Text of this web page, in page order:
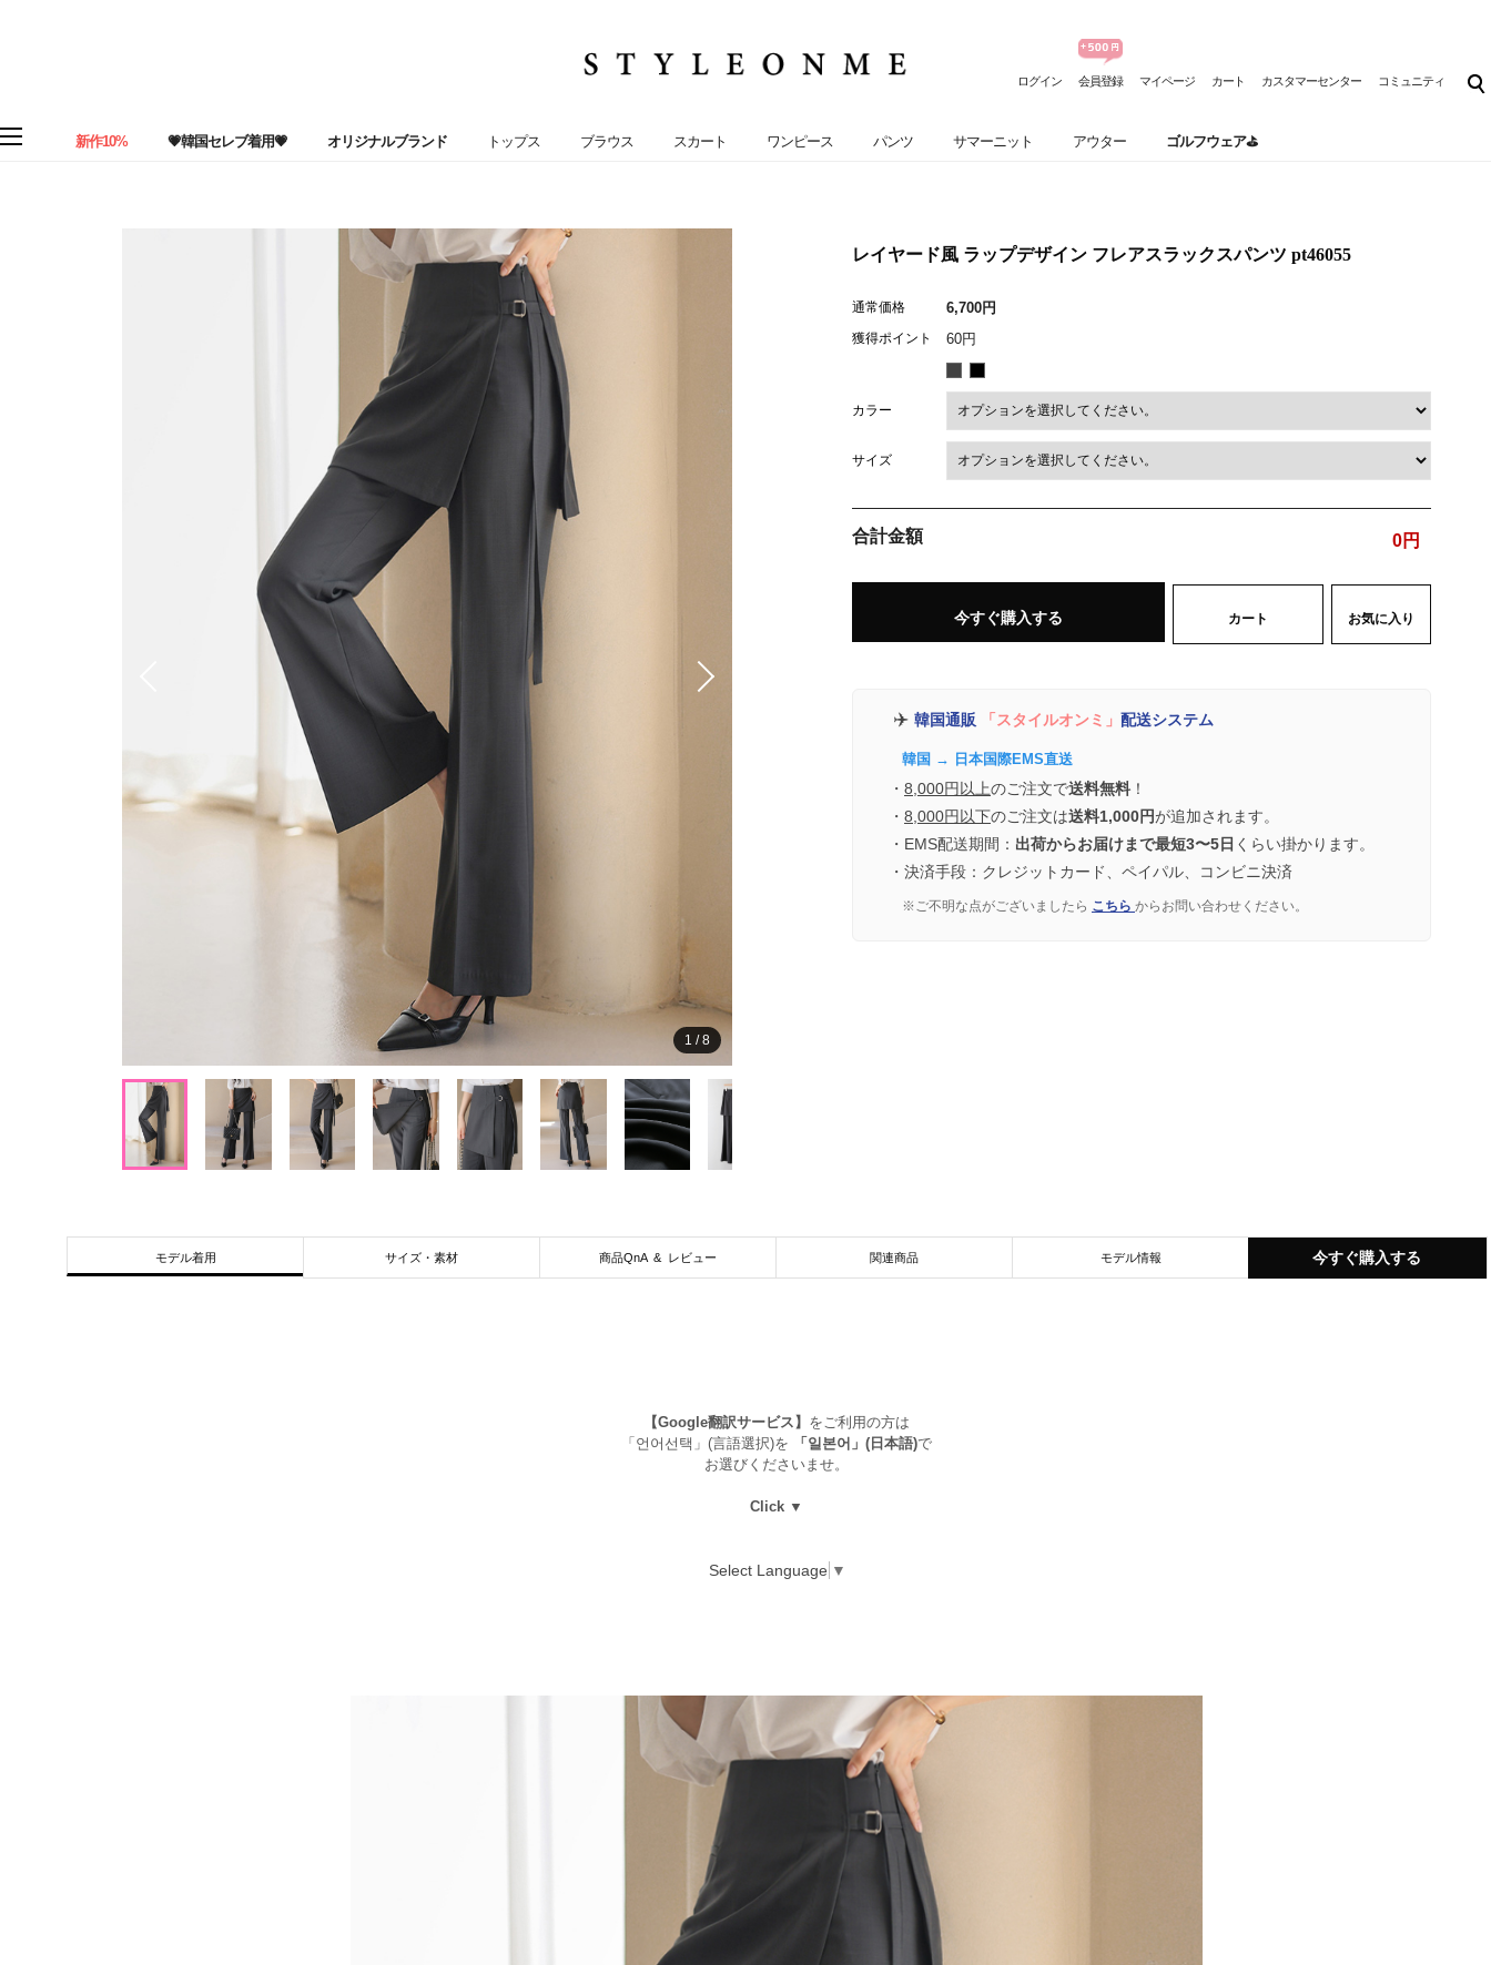
ログイン 会員登録 マイページ カート カスタマーセンター コミュニティ
新作10% 💗韓国セレブ着用💗 オリジナルブランド トップス ブラウス スカート ワンピース パンツ サマーニット アウター ゴルフウェア⛳
1 /8
レイヤード風 ラップデザイン フレアスラックスパンツ pt46055
通常価格 6,700円
獲得ポイント 60円
カラー
サイズ
合計金額 0円
今すぐ購入する カート お気に入り
✈️ 韓国通販 「スタイルオンミ」 配送システム
韓国 → 日本国際EMS直送
・ 8,000円以上のご注文で送料無料 ！
・ 8,000円以下のご注文は送料1,000円が追加されます。
・EMS配送期間： 出荷からお届けまで最短3〜5日 くらい掛かります。
・決済手段：クレジットカード、ペイパル、コンビニ決済
※ご不明な点がございましたら こちら からお問い合わせください。
モデル着用 サイズ・素材 商品QnA & レビュー 関連商品 モデル情報 今すぐ購入する
【Google翻訳サービス】 をご利用の方は
「언어선택」(言語選択)を
「일본어」(日本語)で
お選びくださいませ。
Click ▼
Select Language ▼